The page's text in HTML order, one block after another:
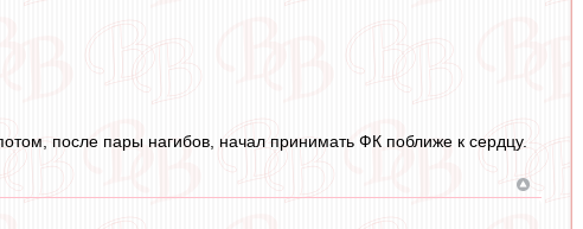
после пары нагибов, начал принимать ФК поближе к сердцу.